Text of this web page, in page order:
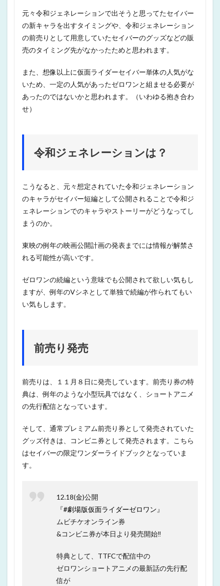
元々令和ジェネレーションで出そうと思ってたセイバー
の新キャラを出すタイミングや、令和ジェネレーション
の前売りとして用意していたセイバーのグッズなどの販
売のタイミング先がなかったためと思われます。
また、想像以上に仮面ライダーセイバー単体の人気がな
いため、一定の人気があったゼロワンと組ませる必要が
あったのではないかと思われます。（いわゆる抱き合わ
せ）
令和ジェネレーションは？
こうなると、元々想定されていた令和ジェネレーション
のキャラがセイバー短編として公開されることで令和ジ
ェネレーションでのキャラやストーリーがどうなってし
まうのか。
東映の例年の映画公開計画の発表までには情報が解禁さ
れる可能性が高いです。
ゼロワンの続編という意味でも公開されて欲しい気もし
ますが、例年のVシネとして単独で続編が作られてもい
い気もします。
前売り発売
前売りは、１１月８日に発売しています。前売り券の特
典は、例年のような小型玩具ではなく、ショートアニメ
の先行配信となっています。
そして、通常プレミアム前売り券として発売されていた
グッズ付きは、コンビニ券として発売されます。こちら
はセイバーの限定ワンダーライドブックとなっていま
す。
12.18(金)公開
『#劇場版仮面ライダーゼロワン 』
ムビチケオンライン券
&コンビニ券が本日より発売開始‼️
特典として、TTFCで配信中の
ゼロワンショートアニメの最新話の先行配
信が